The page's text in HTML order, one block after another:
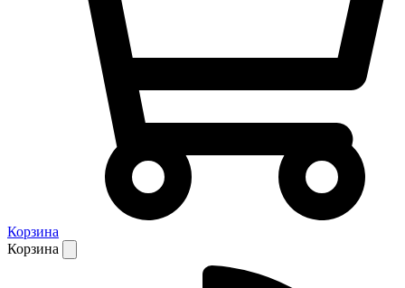
Корзина
Корзина